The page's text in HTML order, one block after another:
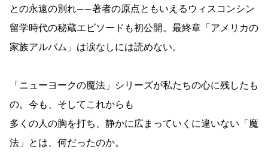
との永遠の別れ――著者の原点ともいえるウィスコンシン
留学時代の秘蔵エピソードも初公開。最終章「アメリカの
家族アルバム」は涙なしには読めない。
「ニューヨークの魔法」シリーズが私たちの心に残したも
の。今も、そしてこれからも
多くの人の胸を打ち、静かに広まっていくに違いない「魔
法」とは、何だったのか。